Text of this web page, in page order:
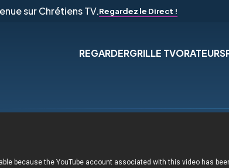
sur Chrétiens TV.Regardez le Direct !
REGARDERGRILLE TVORATEURS